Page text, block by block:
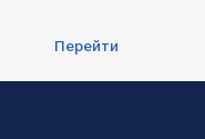
Перейти